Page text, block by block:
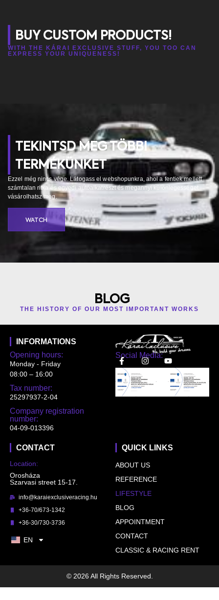
BUY CUSTOM PRODUCTS!
WITH THE KÁRAI EXCLUSIVE STUFF, YOU TOO CAN
EXPRESS YOUR UNIQUENESS!
TEKINTSD MEG TÖBBI
TERMÉKÜNKET
Ezzel még nincs vége. Látogass el webshopunkra, ahol a fentiek mellett
számtalan ritka és egyedi autóalkatrészt és megannyi különlegességet
vásárolhatsz meg.
WATCH
BLOG
THE HISTORY OF OUR MOST IMPORTANT WORKS
Social Media:
INFORMATIONS
Opening hours:
Monday - Friday
08:00 – 16:00
Tax number:
25297937-2-04
Company registration
number:
04-09-013396
QUICK LINKS
ABOUT US
REFERENCE
LIFESTYLE
BLOG
APPOINTMENT
CONTACT
CLASSIC & RACING RENT
CONTACT
Location:
Orosháza
Szarvasi street 15-17.
info@karaiexclusiveracing.hu
+36-70/673-1342
+36-30/730-3736
EN
© 2026 All Rights Reserved.